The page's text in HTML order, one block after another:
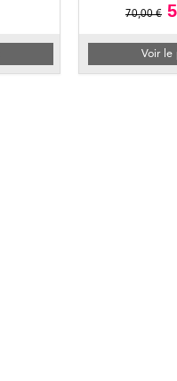
70,00 €
Voir le